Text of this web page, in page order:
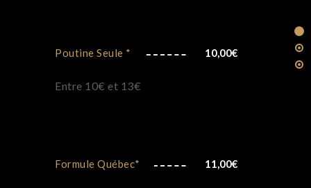
Poutine Seule * 10,00€
Entre 10€ et 13€
Formule Québec* 11,00€